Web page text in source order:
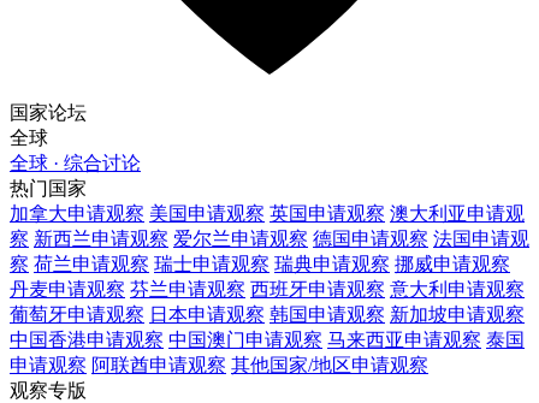
国家论坛
全球
全球 · 综合讨论
热门国家
加拿大申请观察 美国申请观察 英国申请观察 澳大利亚申请观
察 新西兰申请观察 爱尔兰申请观察 德国申请观察 法国申请观
察 荷兰申请观察 瑞士申请观察 瑞典申请观察 挪威申请观察
丹麦申请观察 芬兰申请观察 西班牙申请观察 意大利 申请观察
葡萄牙申请观察 日本申请观察 韩国申请观察 新加坡申请观察
中国香港申请观察 中国澳门申请观察 马来西亚申请观察 泰国
申请观察 阿联酋申请观察 其他国家/地区申请观察
观察专版